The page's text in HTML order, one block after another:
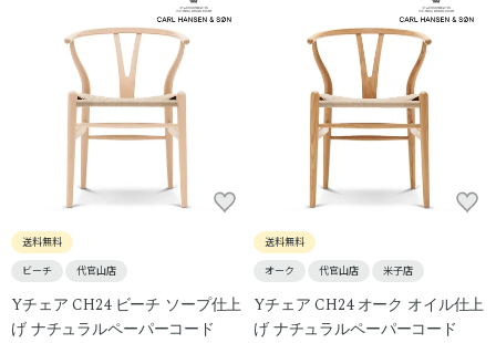
送料無料
ビーチ
代官山店
Yチェア CH24 ビーチ ソープ仕上
げ ナチュラルペーパーコード
送料無料
オーク
代官山店 米子店
Yチェア CH24 オーク オイル仕上
げ ナチュラルペーパーコード